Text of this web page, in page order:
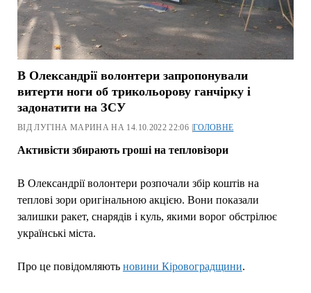
В Олександрії волонтери запропонували
витерти ноги об трикольорову ганчірку і
задонатити на ЗСУ
ВІД ЛУГІНА МАРИНА НА 14.10.2022 22:06 | ГОЛОВНЕ
Активісти збирають гроші на тепловізори
В Олександрії волонтери розпочали збір коштів на
теплові зори оригінальною акцією. Вони показали
залишки ракет, снарядів і куль, якими ворог обстрілює
українські міста.
Про це повідомляють новини Кіровоградщини.